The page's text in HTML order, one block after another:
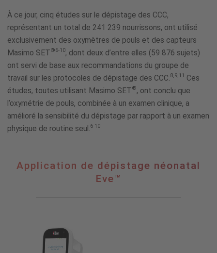
À ce jour, cinq études sur le dépistage des CCC,
représentant un total de 241 239 nourrissons, ont utilisé
exclusivement des oxymètres de pouls et des capteurs
Masimo SET®6-10, dont deux d’entre elles (59 876 sujets)
ont servi de base aux recommandations du groupe de
travail sur les protocoles de dépistage des CCC.8,9,11 Ces
études, toutes utilisant Masimo SET®, ont conclu que
l’oxymétrie de pouls, combinée à un examen clinique, a
amélioré la sensibilité du dépistage par rapport à un examen
physique de routine seul.6-10
Application
Application de dépistage néonatal
Eve™